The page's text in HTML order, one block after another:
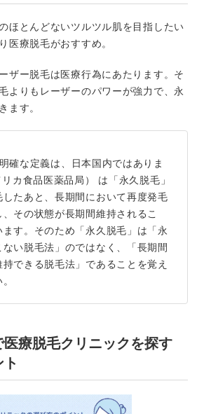
ほとんどないツルツル肌を目指したい
医療脱毛がおすすめ。
ザー脱毛は医療行為にあたります。そ
よりもレーザーのパワーが強力で、永
ます。
確な定義は、日本国内ではありま
カ食品医薬品局） は「永久脱毛」
たあと、長期間において再度発毛
その状態が長期間維持されるこ
す。そのため「永久脱毛」は「永
い脱毛法」のではなく、「長期間
できる脱毛法」であることを覚え
療脱毛クリニックを探す